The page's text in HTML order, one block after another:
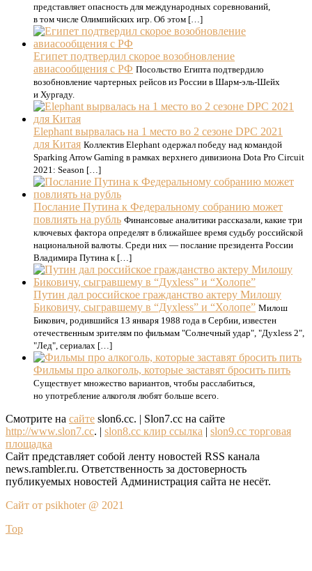
представляет опасность для международных соревнований,
в том числе Олимпийских игр. Об этом […]
Египет подтвердил скорое возобновление
авиасообщения с РФ Посольство Египта подтвердило
возобновление чартерных рейсов из России в Шарм-эль-Шейх
и Хургаду.
Elephant вырвалась на 1 место во 2 сезоне DPC 2021
для Китая Коллектив Elephant одержал победу над командой
Sparking Arrow Gaming в рамках верхнего дивизиона Dota Pro Circuit
2021: Season […]
Послание Путина к Федеральному собранию может
повлиять на рубль Финансовые аналитики рассказали, какие три
ключевых фактора определят в ближайшее время судьбу российской
национальной валюты. Среди них — послание президента России
Владимира Путина к […]
Путин дал российское гражданство актеру Милошу
Биковичу, сыгравшему в “Духless” и “Холопе” Милош
Бикович, родившийся 13 января 1988 года в Сербии, известен
отечественным зрителям по фильмам "Солнечный удар", "Духless 2",
"Лед", сериалах […]
Фильмы про алкоголь, которые заставят бросить пить
Существует множество вариантов, чтобы расслабиться,
но употребление алкоголя любят больше всего.
Смотрите на сайте slon6.cc. | Slon7.cc на сайте
http://www.slon7.cc. | slon8.cc клир ссылка | slon9.cc торговая
площадка
Сайт представляет собой ленту новостей RSS канала
news.rambler.ru. Ответственность за достоверность
публикуемых новостей Администрация сайта не несёт.
Сайт от psikhoter @ 2021
Top